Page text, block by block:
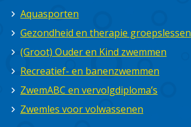
Aquasporten
Gezondheid en therapie groepslessen
(Groot) Ouder en Kind zwemmen
Recreatief- en banenzwemmen
ZwemABC en vervolgdiploma’s
Zwemles voor volwassenen